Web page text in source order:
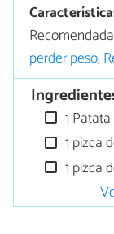
perder peso,
1
1 pizca
1 pizca